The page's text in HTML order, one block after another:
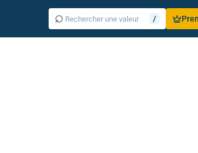
⌕ /